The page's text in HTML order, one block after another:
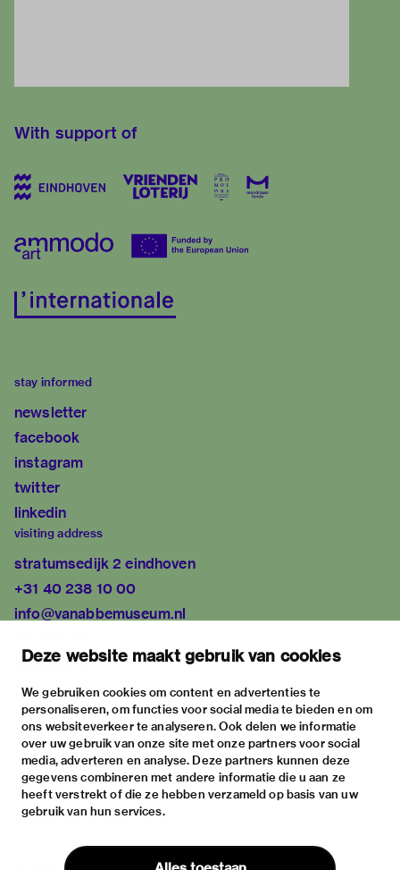
Deze website maakt gebruik van cookies
We gebruiken cookies om content en advertenties te
personaliseren, om functies voor social media te bieden en om
ons websiteverkeer te analyseren. Ook delen we informatie
over uw gebruik van onze site met onze partners voor social
media, adverteren en analyse. Deze partners kunnen deze
gegevens combineren met andere informatie die u aan ze
heeft verstrekt of die ze hebben verzameld op basis van uw
gebruik van hun services.
With support of
stay informed
newsletter
facebook
instagram
twitter
linkedin
visiting address
stratumsedijk 2 eindhoven
+31 40 238 10 00
info@vanabbemuseum.nl
exhibitions
activities
practical information
about
the museum
the collection
foundations & partners